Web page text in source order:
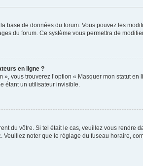
base de données du forum. Vous pouvez les
du forum. Ce système vous permettra de
en ligne ?
vous trouverez l’option « Masquer mon statut
étant un utilisateur invisible.
du vôtre. Si tel était le cas, veuillez vous
noter que le réglage du fuseau horaire,